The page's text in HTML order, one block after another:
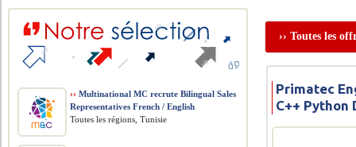
›› Toutes les
Primatec
C++ Python
›› Multinational MC recrute Bilingual Sales
Representatives French / English
Toutes les régions, Tunisie